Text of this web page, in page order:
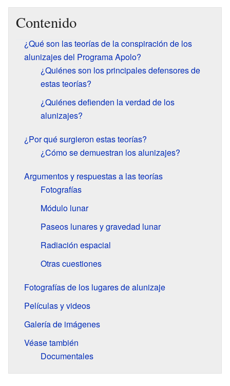
Contenido
¿Qué son las teorías de la conspiración de los
alunizajes del Programa Apolo?
¿Quiénes son los principales defensores de
estas teorías?
¿Quiénes defienden la verdad de los
alunizajes?
¿Por qué surgieron estas teorías?
¿Cómo se demuestran los alunizajes?
Argumentos y respuestas a las teorías
Fotografías
Módulo lunar
Paseos lunares y gravedad lunar
Radiación espacial
Otras cuestiones
Fotografías de los lugares de alunizaje
Películas y videos
Galería de imágenes
Véase también
Documentales